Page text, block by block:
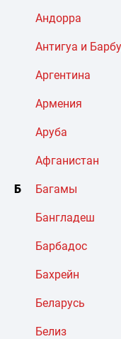
Андорра
Антигуа и
Аргентина
Армения
Аруба
Афганистан
Б Багамы
Бангладеш
Барбадос
Бахрейн
Беларусь
Белиз